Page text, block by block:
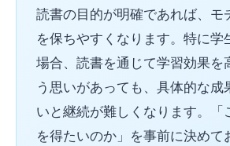
読書の目的が明確であれば、モ
を保ちやすくなります。特に学
場合、読書を通じて学習効果を
う思いがあっても、具体的な成
いと継続が難しくなります。「
を得たいのか」を事前に決めて